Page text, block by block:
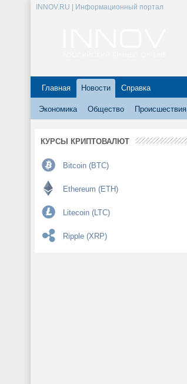
INNOV.RU | Информационный портал
Главная Новости Справка
Экономика Общество Происшествия
КУРСЫ КРИПТОВАЛЮТ
Bitcoin (BTC)
Ethereum (ETH)
Litecoin (LTC)
Ripple (XRP)